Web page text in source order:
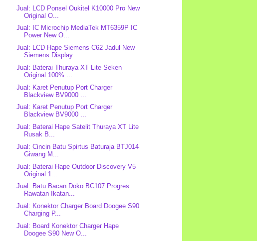
Jual: LCD Ponsel Oukitel K10000 Pro New
Original O...
Jual: IC Microchip MediaTek MT6359P IC
Power New O...
Jual: LCD Hape Siemens C62 Jadul New
Siemens Display
Jual: Baterai Thuraya XT Lite Seken
Original 100% ...
Jual: Karet Penutup Port Charger
Blackview BV9000 ...
Jual: Karet Penutup Port Charger
Blackview BV9000 ...
Jual: Baterai Hape Satelit Thuraya XT Lite
Rusak B...
Jual: Cincin Batu Spirtus Baturaja BTJ014
Giwang M...
Jual: Baterai Hape Outdoor Discovery V5
Original 1...
Jual: Batu Bacan Doko BC107 Progres
Rawatan Ikatan...
Jual: Konektor Charger Board Doogee S90
Charging P...
Jual: Board Konektor Charger Hape
Doogee S90 New O...